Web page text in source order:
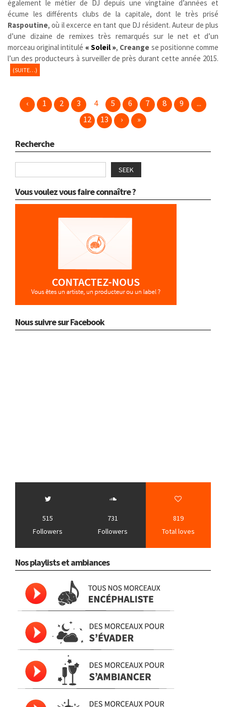
également le métier de DJ depuis une vingtaine d’années et
écume les différents clubs de la capitale, dont le très prisé
Raspoutine, où il excerce en tant que DJ résident. Auteur de plus
d’une dizaine de remixes très remarqués sur le net et d’un
morceau original intitulé « Soleil », Creange se positionne comme
l’un des producteurs à surveiller de près durant cette année 2015.
(SUITE…)
‹ 1 2 3 4 5 6 7 8 9
...
12
13 › »
Recherche
SEEK
Vous voulez vous faire connaître ?
Nous suivre sur Facebook
515
Followers
731
Followers
819
Total loves
Nos playlists et ambiances